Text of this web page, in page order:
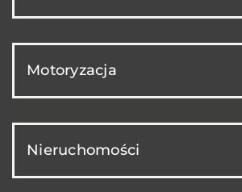
Motoryzacja
Nieruchomości